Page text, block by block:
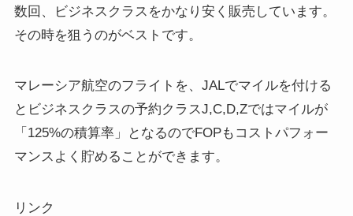
数回、ビジネスクラスをかなり安く販売しています。
その時を狙うのがベストです。
マレーシア航空のフライトを、JALでマイルを付ける
と ビジネスクラスの予約クラスJ,C,D,Zではマイルが
「125%の積算率」
となるのでFOPもコストパフォー
マンスよく貯めることができます。
リンク